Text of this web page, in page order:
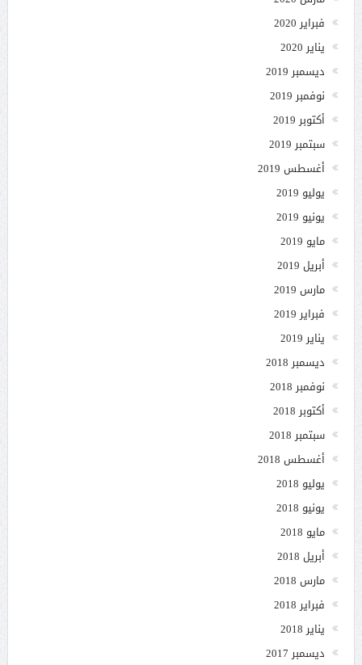
فبراير 2020
يناير 2020
ديسمبر 2019
نوفمبر 2019
أكتوبر 2019
سبتمبر 2019
أغسطس 2019
يوليو 2019
يونيو 2019
مايو 2019
أبريل 2019
مارس 2019
فبراير 2019
يناير 2019
ديسمبر 2018
نوفمبر 2018
أكتوبر 2018
سبتمبر 2018
أغسطس 2018
يوليو 2018
يونيو 2018
مايو 2018
أبريل 2018
مارس 2018
فبراير 2018
يناير 2018
ديسمبر 2017